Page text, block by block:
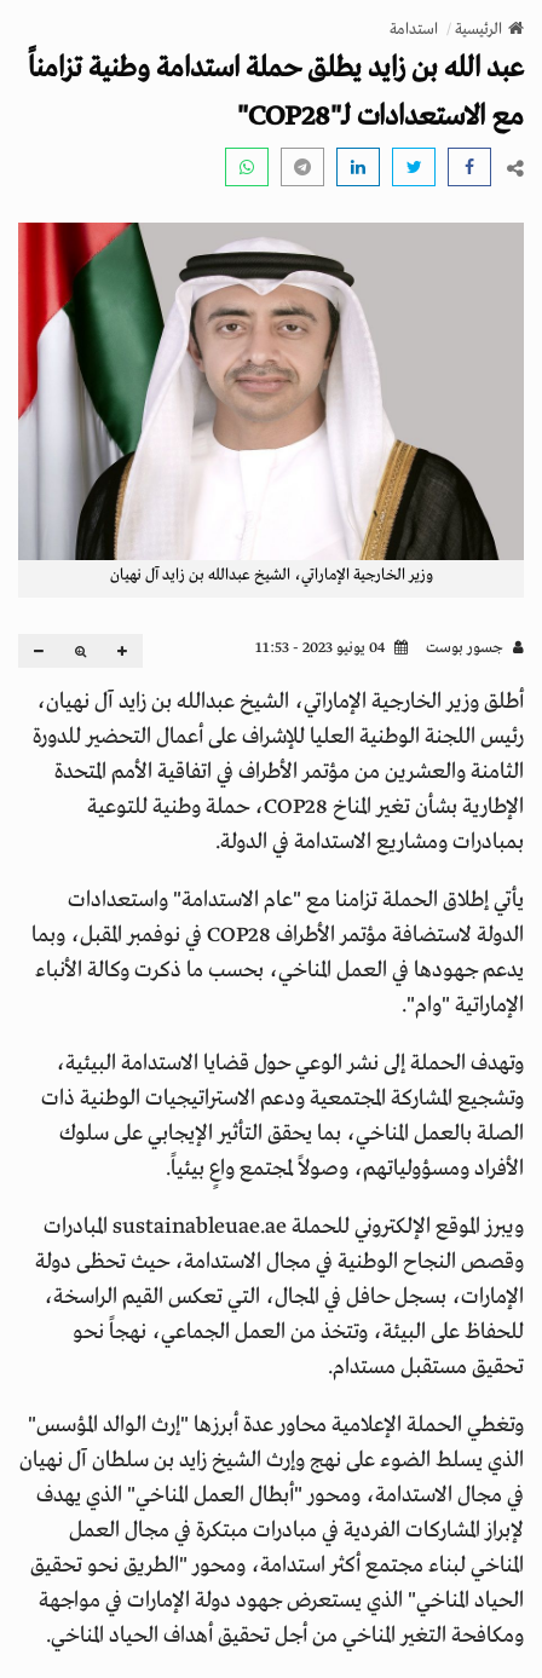
v
g
a
t
n
الرئيسية استدامة
عبد الله بن زايد يطلق حملة استدامة وطنية تزامناً
مع الاستعدادات لـ"COP28"
وزير الخارجية الإماراتي، الشيخ عبدالله بن زايد آل نهيان
جسور بوست
أطلق وزير الخارجية الإماراتي، الشيخ عبدالله بن زايد آل نهيان،
رئيس اللجنة الوطنية العليا للإشراف على أعمال التحضير للدورة
الثامنة والعشرين من مؤتمر الأطراف في اتفاقية الأمم المتحدة
الإطارية بشأن تغير المناخ COP28، حملة وطنية للتوعية
بمبادرات ومشاريع الاستدامة في الدولة.
يأتي إطلاق الحملة تزامنا مع "عام الاستدامة" واستعدادات
الدولة لاستضافة مؤتمر الأطراف COP28 في نوفمبر المقبل، وبما
يدعم جهودها في العمل المناخي، بحسب ما ذكرت وكالة الأنباء
الإماراتية "وام".
وتهدف الحملة إلى نشر الوعي حول قضايا الاستدامة البيئية،
وتشجيع المشاركة المجتمعية ودعم الاستراتيجيات الوطنية ذات
الصلة بالعمل المناخي، بما يحقق التأثير الإيجابي على سلوك
الأفراد ومسؤولياتهم، وصولاً لمجتمع واعٍ بيئياً.
ويبرز الموقع الإلكتروني للحملة sustainableuae.ae المبادرات
وقصص النجاح الوطنية في مجال الاستدامة، حيث تحظى دولة
الإمارات، بسجل حافل في المجال، التي تعكس القيم الراسخة،
للحفاظ على البيئة، وتتخذ من العمل الجماعي، نهجاً نحو
تحقيق مستقبل مستدام.
وتغطي الحملة الإعلامية محاور عدة أبرزها "إرث الوالد المؤسس"
الذي يسلط الضوء على نهج وإرث الشيخ زايد بن سلطان آل نهيان
في مجال الاستدامة، ومحور "أبطال العمل المناخي" الذي يهدف
لإبراز المشاركات الفردية في مبادرات مبتكرة في مجال العمل
المناخي لبناء مجتمع أكثر استدامة، ومحور "الطريق نحو تحقيق
الحياد المناخي" الذي يستعرض جهود دولة الإمارات في مواجهة
ومكافحة التغير المناخي من أجل تحقيق أهداف الحياد المناخي.